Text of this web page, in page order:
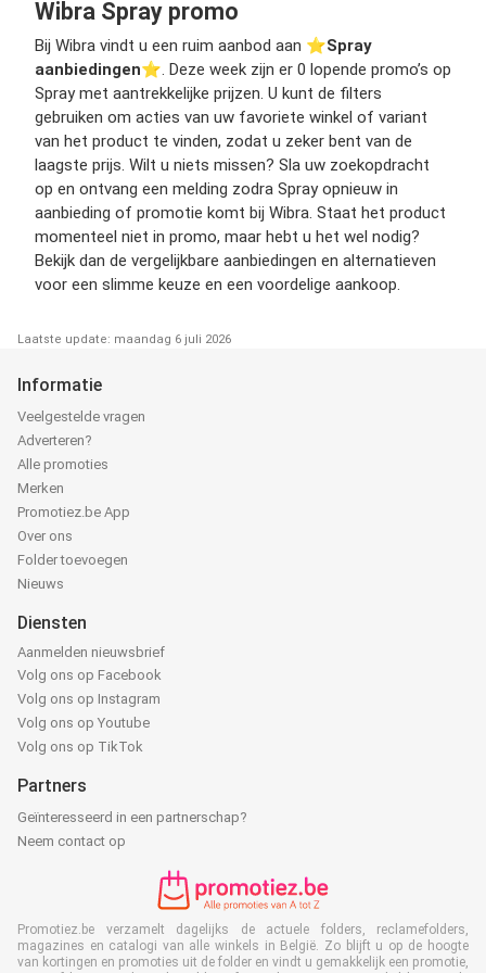
Wibra Spray promo
Bij Wibra vindt u een ruim aanbod aan ⭐️Spray
aanbiedingen⭐️. Deze week zijn er 0 lopende promo’s op
Spray met aantrekkelijke prijzen. U kunt de filters
gebruiken om acties van uw favoriete winkel of variant
van het product te vinden, zodat u zeker bent van de
laagste prijs. Wilt u niets missen? Sla uw zoekopdracht
op en ontvang een melding zodra Spray opnieuw in
aanbieding of promotie komt bij Wibra. Staat het product
momenteel niet in promo, maar hebt u het wel nodig?
Bekijk dan de vergelijkbare aanbiedingen en alternatieven
voor een slimme keuze en een voordelige aankoop.
Laatste update: maandag 6 juli 2026
Informatie
Veelgestelde vragen
Adverteren?
Alle promoties
Merken
Promotiez.be App
Over ons
Folder toevoegen
Nieuws
Diensten
Aanmelden nieuwsbrief
Volg ons op Facebook
Volg ons op Instagram
Volg ons op Youtube
Volg ons op TikTok
Partners
Geïnteresseerd in een partnerschap?
Neem contact op
Promotiez.be verzamelt dagelijks de actuele folders, reclamefolders,
magazines en catalogi van alle winkels in België. Zo blijft u op de hoogte
van kortingen en promoties uit de folder en vindt u gemakkelijk een promotie,